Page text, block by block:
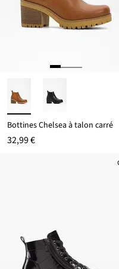
Bottines Chelsea à talon carré
32,99 €